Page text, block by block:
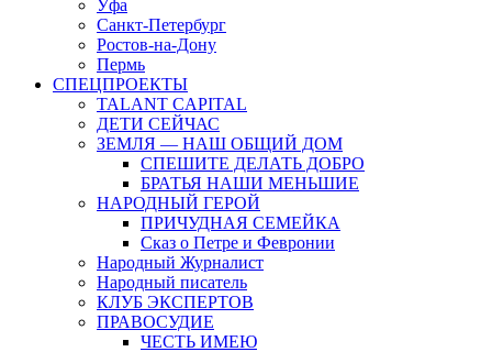
Уфа
Санкт-Петербург
Ростов-на-Дону
Пермь
СПЕЦПРОЕКТЫ
TALANT CAPITAL
ДЕТИ СЕЙЧАС
ЗЕМЛЯ — НАШ ОБЩИЙ ДОМ
СПЕШИТЕ ДЕЛАТЬ ДОБРО
БРАТЬЯ НАШИ МЕНЬШИЕ
НАРОДНЫЙ ГЕРОЙ
ПРИЧУДНАЯ СЕМЕЙКА
Сказ о Петре и Февронии
Народный Журналист
Народный писатель
КЛУБ ЭКСПЕРТОВ
ПРАВОСУДИЕ
ЧЕСТЬ ИМЕЮ